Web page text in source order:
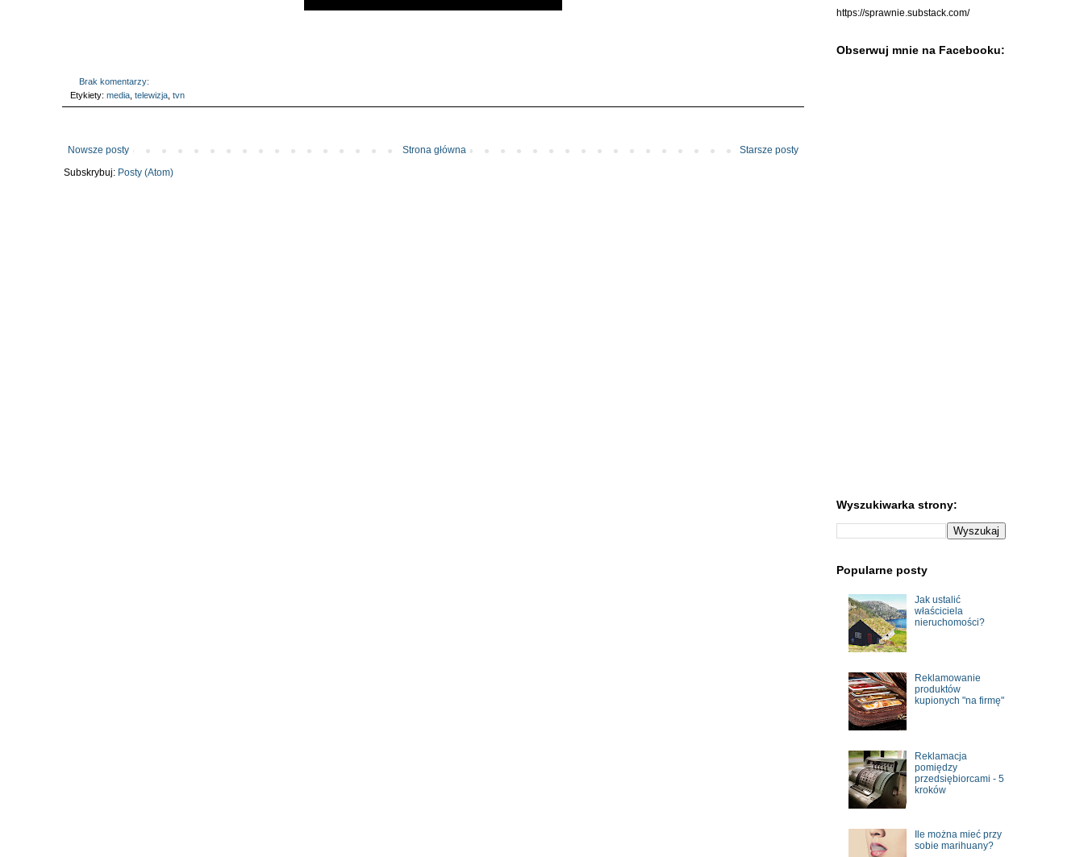
Brak komentarzy:
Etykiety: media telewizja tvn
Nowsze posty Starsze posty
Strona główna
Subskrybuj: Posty (Atom)
https://sprawnie.substack.com/
Obserwuj mnie na Facebooku:
Wyszukiwarka strony:
Popularne posty
Jak ustalić
właściciela
nieruchomości?
Reklamowanie
produktów
kupionych "na firmę"
Reklamacja
pomiędzy
przedsiębiorcami - 5
kroków
Ile można mieć przy
sobie marihuany?